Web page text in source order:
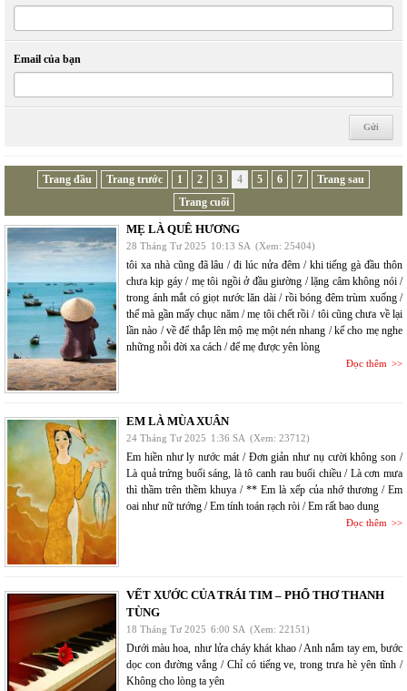
Email của bạn
Trang đầu Trang trước 1 2 3 4 5 6 7
Trang sau
Trang cuối
MẸ LÀ QUÊ HƯƠNG
28 Tháng Tư 2025 10:13 SA (Xem: 25404)
tôi xa nhà cũng đã lâu / đi lúc nửa đêm / khi tiếng gà đầu thôn
chưa kịp gáy / mẹ tôi ngồi ở đầu giường / lặng câm không nói /
trong ánh mắt có giọt nước lăn dài / rồi bóng đêm trùm xuống /
thế mà gần mấy chục năm / mẹ tôi chết rồi / tôi cũng chưa về lại
lần nào / về để thắp lên mộ mẹ một nén nhang / kể cho mẹ nghe
những nỗi đời xa cách / để mẹ được yên lòng
Đọc thêm
EM LÀ MÙA XUÂN
24 Tháng Tư 2025 1:36 SA (Xem: 23712)
Em hiền như ly nước mát / Đơn giản như nụ cười không son /
Là quả trứng buổi sáng, là tô canh rau buổi chiều / Là cơn mưa
thì thầm trên thềm khuya / ** Em là xếp của nhớ thương / Em
oai như nữ tướng / Em tính toán rạch ròi / Em rất bao dung
Đọc thêm
VẾT XƯỚC CỦA TRÁI TIM – PHỔ THƠ THANH
TÙNG
18 Tháng Tư 2025 6:00 SA (Xem: 22151)
Dưới màu hoa, như lửa cháy khát khao / Anh nắm tay em, bước
dọc con đường vắng / Chỉ có tiếng ve, trong trưa hè yên tĩnh /
Không cho lòng ta yên